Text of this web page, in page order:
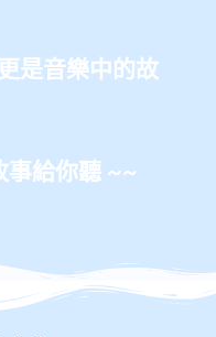
是音樂中的故
事給你聽 ~~